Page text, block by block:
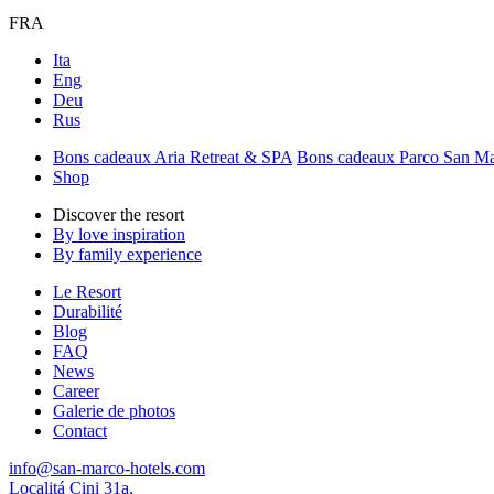
FRA
Ita
Eng
Deu
Rus
Bons cadeaux Aria Retreat & SPA Bons cadeaux Parco San
Shop
Discover the resort
By love inspiration
By family experience
Le Resort
Durabilité
Blog
FAQ
News
Career
Galerie de photos
Contact
info@san-marco-hotels.com
Localitá Cini 31a,